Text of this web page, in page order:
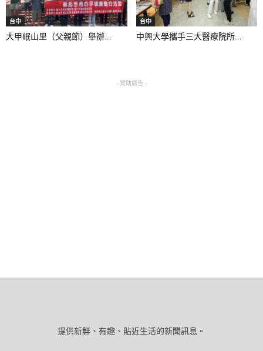
台中
大甲岷山里（父親節）舉辦...
台中
中興大學攜手三大醫療院所...
- 贊助廣告 -
提供新鮮、有趣、貼近生活的新聞訊息。